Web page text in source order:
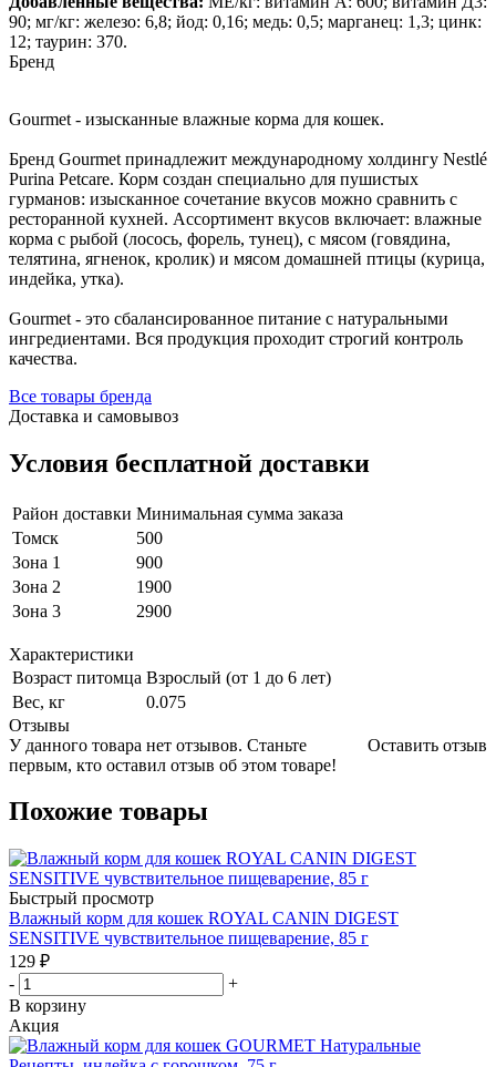
90; мг/кг: железо: 6,8; йод: 0,16; медь: 0,5; марганец: 1,3; цинк:
12; таурин: 370.
Бренд
Gourmet - изысканные влажные корма для кошек.
Бренд Gourmet принадлежит международному холдингу Nestlé
Purina Petcare. Корм создан специально для пушистых
гурманов: изысканное сочетание вкусов можно сравнить с
ресторанной кухней. Ассортимент вкусов включает: влажные
корма с рыбой (лосось, форель, тунец), с мясом (говядина,
телятина, ягненок, кролик) и мясом домашней птицы (курица,
индейка, утка).
Gourmet - это сбалансированное питание с натуральными
ингредиентами. Вся продукция проходит строгий контроль
качества.
Все товары бренда
Доставка и самовывоз
Условия бесплатной доставки
Район доставки Минимальная сумма заказа
Томск
500
Зона 1
900
Зона 2
1900
Зона 3
2900
Характеристики
Возраст питомца Взрослый (от 1 до 6 лет)
Вес, кг
0.075
Отзывы
Оставить отзыв
У данного товара нет отзывов. Станьте
первым, кто оставил отзыв об этом товаре!
Похожие товары
Быстрый просмотр
Влажный корм для кошек ROYAL CANIN DIGEST
SENSITIVE чувствительное пищеварение, 85 г
129 ₽
-
+
В корзину
Акция